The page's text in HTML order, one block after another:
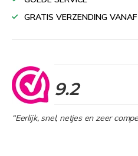
GRATIS VERZENDING
9.2
“Eerlijk, snel, netjes en zeer